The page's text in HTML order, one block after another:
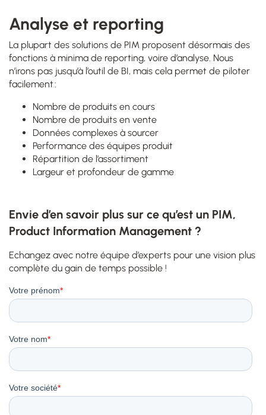
Analyse et reporting
La plupart des solutions de PIM proposent désormais des
fonctions à minima de reporting, voire d’analyse. Nous
n’irons pas jusqu’à l’outil de BI, mais cela permet de piloter
facilement :
Nombre de produits en cours
Nombre de produits en vente
Données complexes à sourcer
Performance des équipes produit
Répartition de l’assortiment
Largeur et profondeur de gamme
Envie d’en savoir plus sur ce qu’est un PIM,
Product Information Management ?
Echangez avec notre équipe d’experts pour une vision plus
complète du gain de temps possible !